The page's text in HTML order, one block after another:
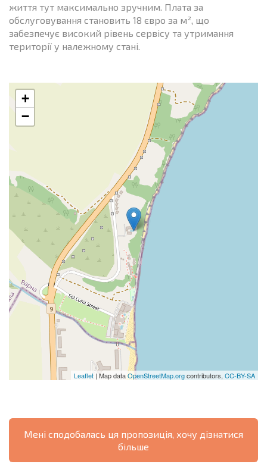
життя тут максимально зручним. Плата за
обслуговування становить 18 євро за м², що
забезпечує високий рівень сервісу та утримання
території у належному стані.
+
−
Leaflet | Map dataOpenStreetMap.orgcontributors, CC-BY-SA
Мені сподобалась ця пропозиція, хочу дізнатися
більше